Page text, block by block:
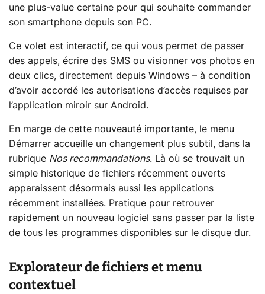
une plus-value certaine pour qui souhaite commander
son smartphone depuis son PC.
Ce volet est interactif, ce qui vous permet de passer
des appels, écrire des SMS ou visionner vos photos en
deux clics, directement depuis Windows – à condition
d’avoir accordé les autorisations d’accès requises par
l’application miroir sur Android.
En marge de cette nouveauté importante, le menu
Démarrer accueille un changement plus subtil, dans la
rubrique Nos recommandations. Là où se trouvait un
simple historique de fichiers récemment ouverts
apparaissent désormais aussi les applications
récemment installées. Pratique pour retrouver
rapidement un nouveau logiciel sans passer par la liste
de tous les programmes disponibles sur le disque dur.
Explorateur de fichiers et menu
contextuel